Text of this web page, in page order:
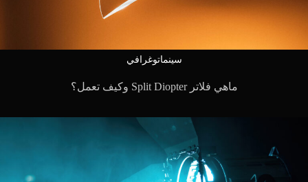
سينماتوغرافي
ماهي فلاتر Split Diopter وكيف تعمل؟